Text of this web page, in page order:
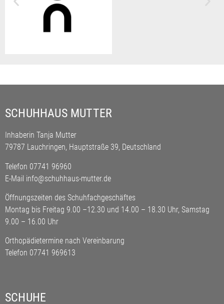
SCHUHHAUS MUTTER
Inhaberin Tanja Mutter
79787 Lauchringen, Hauptstraße 39, Deutschland
Telefon 07741 96960
E-Mail info@schuhhaus-mutter.de
Öffnungszeiten des Schuhfachgeschäftes
Montag bis Freitag 9.00 –12.30 und 14.00 – 18.30 Uhr, Samstag
9.00 – 16.00 Uhr
Orthopädietermine nach Vereinbarung
Telefon 07741 969613
SCHUHE